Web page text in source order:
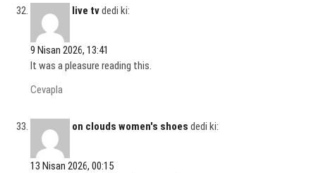
live tvdedi ki:
9 Nisan 2026, 13:41
It was a pleasure reading this.
Cevapla
on clouds women's shoes dedi ki:
13 Nisan 2026, 00:15